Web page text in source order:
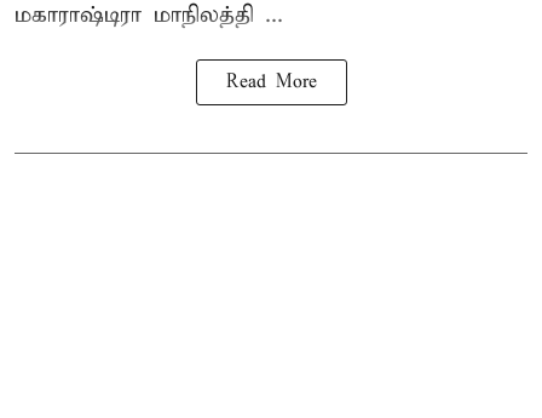
மகாராஷ்டிரா மாநிலத்தி ...
Read More